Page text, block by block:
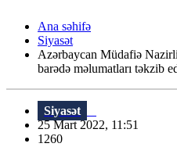
Ana səhifə
Siyasət
Azərbaycan Müdafiə
barədə məlumatları təkzib
Siyasət
25 Mart 2022, 11:51
1260